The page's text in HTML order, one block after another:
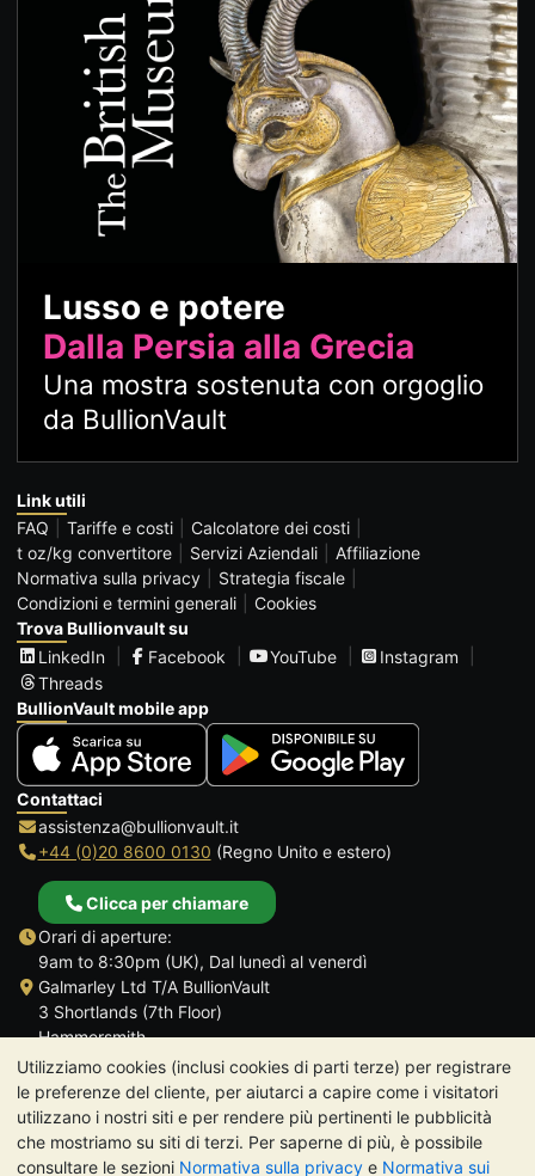
Utilizziamo cookies (inclusi cookies di parti terze) per registrare
le preferenze del cliente, per aiutarci a capire come i visitatori
utilizzano i nostri siti e per rendere più pertinenti le pubblicità
che mostriamo su siti di terzi. Per saperne di più, è possibile
consultare le sezioni Normativa sulla privacy e Normativa sui
Lusso e potere
Dalla Persia alla Grecia
Una mostra sostenuta con orgoglio
da BullionVault
Link utili
FAQ
Tariffe e costi
Calcolatore dei costi
t oz/kg convertitore
Servizi Aziendali
Affiliazione
Normativa sulla privacy
Strategia fiscale
Condizioni e termini generali
Cookies
Trova Bullionvault su
LinkedIn
Facebook YouTube
Instagram
Threads
BullionVault mobile app
Contattaci
assistenza@bullionvault.it
+44 (0)20 8600 0130 (Regno Unito e estero)
Clicca per chiamare
Orari di aperture:
9am to 8:30pm (UK), Dal lunedì al venerdì
Galmarley Ltd T/A BullionVault
3 Shortlands (7th Floor)
Hammersmith
Londra
W6 8DA
Regno Unito